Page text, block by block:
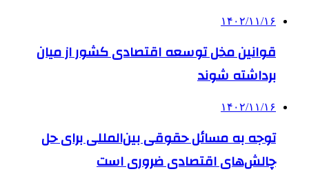
۱۴۰۲/۱۱/۱۶
قوانین مخل توسعه اقتصادی کشور از میان
برداشته شوند
۱۴۰۲/۱۱/۱۶
توجه به مسائل حقوقی بین‌المللی برای حل
چالش‌های اقتصادی ضروری است